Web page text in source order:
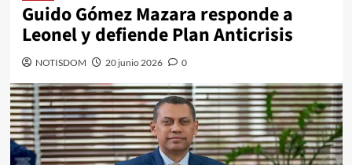
Guido Gómez Mazara responde a
Leonel y defiende Plan Anticrisis
NOTISDOM 20 junio 2026 0